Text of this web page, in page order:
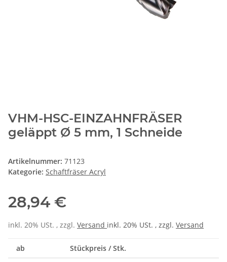
VHM-HSC-EINZAHNFRÄSER
geläppt Ø 5 mm, 1 Schneide
Artikelnummer: 71123
Kategorie: Schaftfräser Acryl
28,94 €
inkl. 20% USt. , zzgl. Versand inkl. 20% USt. , zzgl. Versand
ab Stückpreis / Stk.